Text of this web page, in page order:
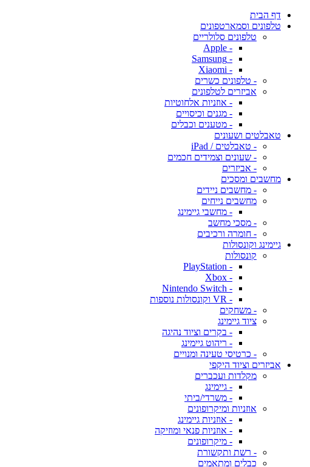
דף הבית
טלפונים וסמארטפונים
טלפונים סלולריים
- Apple
- Samsung
- Xiaomi
- טלפונים כשרים
אביזרים לטלפונים
- אוזניות אלחוטיות
- מגנים וכיסויים
- מטענים וכבלים
טאבלטים ושעונים
- טאבלטים / iPad
- שעונים וצמידים חכמים
- אביזרים
מחשבים ומסכים
- מחשבים ניידים
מחשבים נייחים
- מחשבי גיימינג
- מסכי מחשב
- חומרה ורכיבים
גיימינג וקונסולות
קונסולות
- PlayStation
- Xbox
- Nintendo Switch
- VR וקונסולות נוספות
- משחקים
ציוד גיימינג
- בקרים וציוד נהיגה
- ריהוט גיימינג
- כרטיסי טעינה ומנויים
אביזרים וציוד היקפי
מקלדות ועכברים
- גיימינג
- משרדי/ביתי
אוזניות ומיקרופונים
- אוזניות גיימינג
- אוזניות פנאי ומוזיקה
- מיקרופונים
- רשת ותקשורת
כבלים ומתאמים